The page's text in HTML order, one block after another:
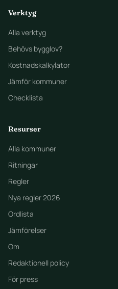
Verktyg
Alla verktyg
Behövs bygglov?
Kostnadskalkylator
Jämför kommuner
Checklista
Resurser
Alla kommuner
Ritningar
Regler
Nya regler 2026
Ordlista
Jämförelser
Om
Redaktionell policy
För press